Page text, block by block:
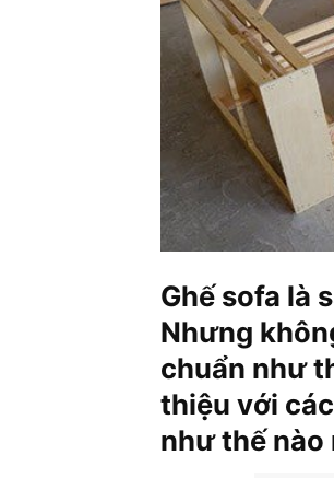
Ghế sofa là
Nhưng
chuẩn như
thiệu với
như thế nào